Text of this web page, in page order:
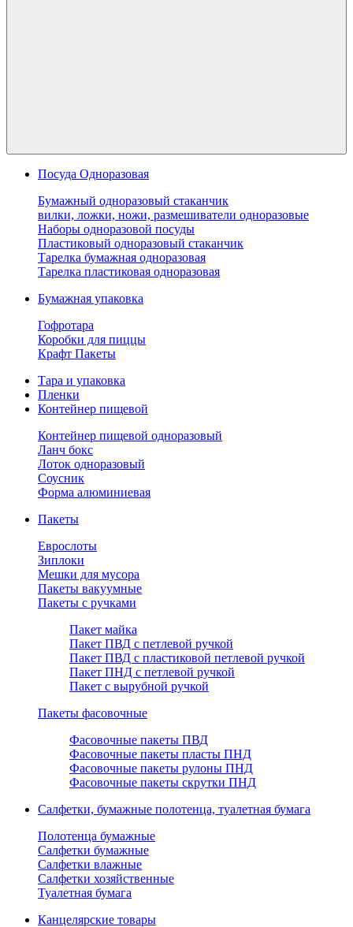
Посуда Одноразовая
Бумажный одноразовый стаканчик
вилки, ложки, ножи, размешиватели одноразовые
Наборы одноразовой посуды
Пластиковый одноразовый стаканчик
Тарелка бумажная одноразовая
Тарелка пластиковая одноразовая
Бумажная упаковка
Гофротара
Коробки для пиццы
Крафт Пакеты
Тара и упаковка
Пленки
Контейнер пищевой
Контейнер пищевой одноразовый
Ланч бокс
Лоток одноразовый
Соусник
Форма алюминиевая
Пакеты
Еврослоты
Зиплоки
Мешки для мусора
Пакеты вакуумные
Пакеты с ручками
Пакет майка
Пакет ПВД с петлевой ручкой
Пакет ПВД с пластиковой петлевой ручкой
Пакет ПНД с петлевой ручкой
Пакет с вырубной ручкой
Пакеты фасовочные
Фасовочные пакеты ПВД
Фасовочные пакеты пласты ПНД
Фасовочные пакеты рулоны ПНД
Фасовочные пакеты скрутки ПНД
Салфетки, бумажные полотенца, туалетная бумага
Полотенца бумажные
Салфетки бумажные
Салфетки влажные
Салфетки хозяйственные
Туалетная бумага
Канцелярские товары